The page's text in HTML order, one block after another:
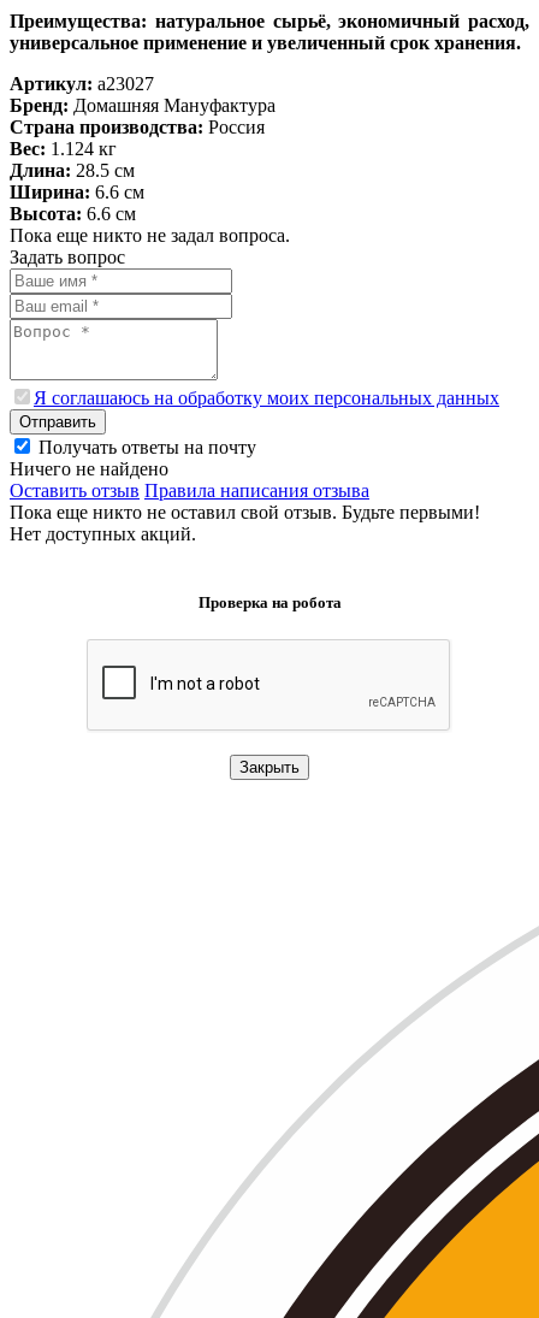
Преимущества: натуральное сырьё, экономичный расход,
универсальное применение и увеличенный срок хранения.
Артикул: a23027
Бренд: Домашняя Мануфактура
Страна производства: Россия
Вес: 1.124 кг
Длина: 28.5 см
Ширина: 6.6 см
Высота: 6.6 см
Пока еще никто не задал вопроса.
Задать вопрос
Я соглашаюсь на обработку моих персональных данных
Отправить
Получать ответы на почту
Ничего не найдено
Оставить отзыв Правила написания отзыва
Пока еще никто не оставил свой отзыв. Будьте первыми!
Нет доступных акций.
Проверка на робота
Закрыть